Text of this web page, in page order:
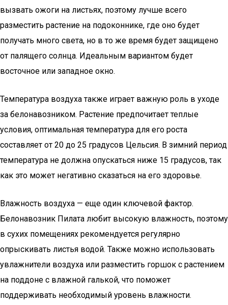
вызвать ожоги на листьях, поэтому лучше всего
разместить растение на подоконнике, где оно будет
получать много света, но в то же время будет защищено
от палящего солнца. Идеальным вариантом будет
восточное или западное окно.
Температура воздуха также играет важную роль в уходе
за белонавозником. Растение предпочитает теплые
условия, оптимальная температура для его роста
составляет от 20 до 25 градусов Цельсия. В зимний период
температура не должна опускаться ниже 15 градусов, так
как это может негативно сказаться на его здоровье.
Влажность воздуха — еще один ключевой фактор.
Белонавозник Пилата любит высокую влажность, поэтому
в сухих помещениях рекомендуется регулярно
опрыскивать листья водой. Также можно использовать
увлажнители воздуха или разместить горшок с растением
на поддоне с влажной галькой, что поможет
поддерживать необходимый уровень влажности.